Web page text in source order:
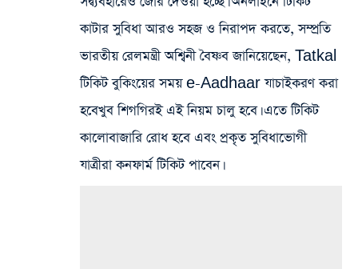
কাটার সুবিধা আরও সহজ ও নিরাপদ করতে, সম্প্রতি
ভারতীয়রেলমন্ত্রী অশ্বিনী বৈষ্ণব জানিয়েছেন, Tatkal
টিকিট বুকিংয়ের সময় e-Aadhaar যাচাইকরণ করা
হবেখুব শিগগিরই এই নিয়ম চালু হবে। এতে টিকিট
কালোবাজারি রোধ হবে এবং প্রকৃত সুবিধাভোগী
যাত্রীরা কনফার্ম টিকিট পাবেন।